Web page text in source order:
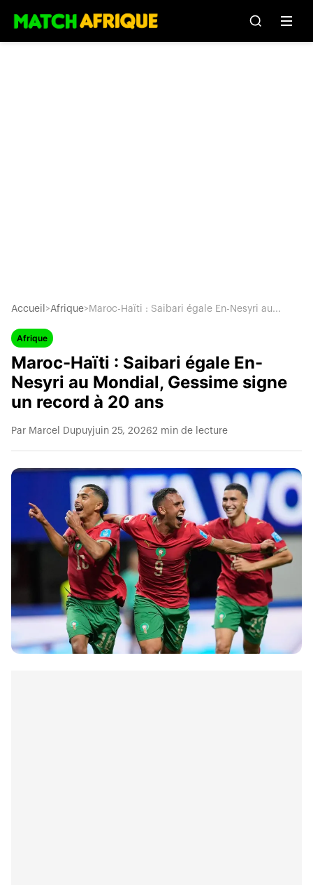
Accueil >Afrique> Maroc-Haïti : Saibari égale En-Nesyri au...
Afrique
Maroc-Haïti : Saibari égale En-
Nesyri au Mondial, Gessime signe
un record à 20 ans
Par Marcel Dupuyjuin 25, 20262 min de lecture